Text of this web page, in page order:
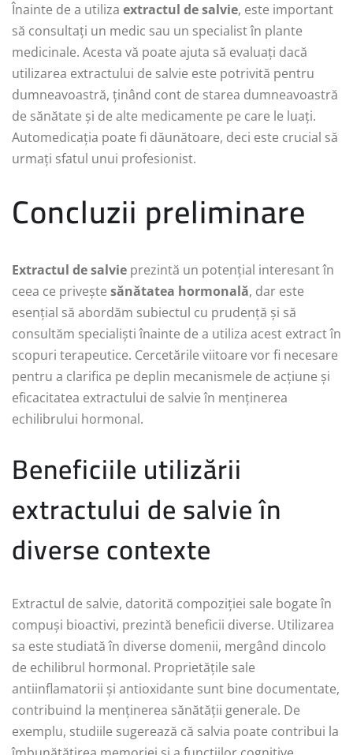
Înainte de a utiliza extractul de salvie, este important
să consultați un medic sau un specialist în plante
medicinale. Acesta vă poate ajuta să evaluați dacă
utilizarea extractului de salvie este potrivită pentru
dumneavoastră, ținând cont de starea dumneavoastră
de sănătate și de alte medicamente pe care le luați.
Automedicația poate fi dăunătoare, deci este crucial să
urmați sfatul unui profesionist.
Concluzii preliminare
Extractul de salvie prezintă un potențial interesant în
ceea ce privește sănătatea hormonală, dar este
esențial să abordăm subiectul cu prudență și să
consultăm specialiști înainte de a utiliza acest extract în
scopuri terapeutice. Cercetările viitoare vor fi necesare
pentru a clarifica pe deplin mecanismele de acțiune și
eficacitatea extractului de salvie în menținerea
echilibrului hormonal.
Beneficiile utilizării
extractului de salvie în
diverse contexte
Extractul de salvie, datorită compoziției sale bogate în
compuși bioactivi, prezintă beneficii diverse. Utilizarea
sa este studiată în diverse domenii, mergând dincolo
de echilibrul hormonal. Proprietățile sale
antiinflamatorii și antioxidante sunt bine documentate,
contribuind la menținerea sănătății generale. De
exemplu, studiile sugerează că salvia poate contribui la